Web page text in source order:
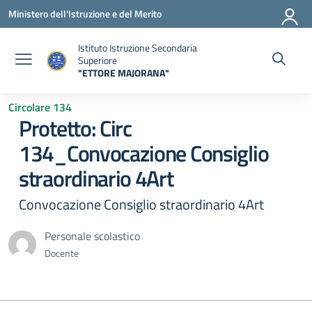
Vai ai contenuti
Vai al menu di navigazione
Vai al footer
Ministero dell'Istruzione e del Merito
Istituto Istruzione Secondaria
Superiore
"ETTORE MAJORANA"
Circolare 134
Protetto: Circ
134_Convocazione Consiglio
straordinario 4Art
Convocazione Consiglio straordinario 4Art
Personale scolastico
Docente